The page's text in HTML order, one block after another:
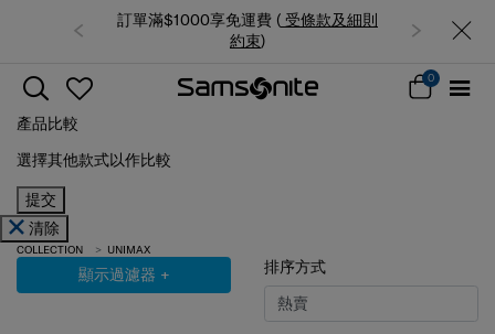
訂單滿$1000享免運費 ( 受條款及細則
約束)
0
產品比較
選擇其他款式以作比較
提交
清除
COLLECTION UNIMAX
顯示過濾器 + 排序方式